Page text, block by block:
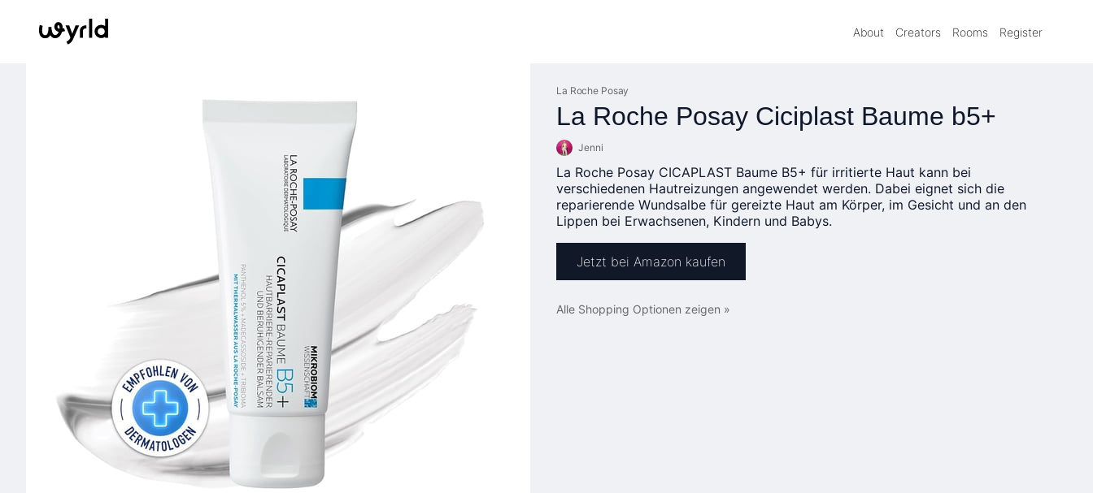
About Creators Rooms Register
La Roche Posay
La Roche Posay Ciciplast Baume b5+
Jenni
La Roche Posay CICAPLAST Baume B5+ für irritierte Haut kann bei
verschiedenen Hautreizungen angewendet werden. Dabei eignet sich die
reparierende Wundsalbe für gereizte Haut am Körper, im Gesicht und an den
Lippen bei Erwachsenen, Kindern und Babys.
Jetzt bei Amazon kaufen
Alle Shopping Optionen zeigen »